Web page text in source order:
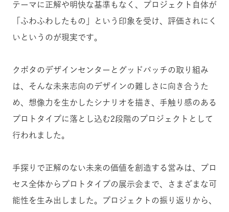
テーマに正解や明快な基準もなく、プロジェクト自体が
「ふわふわしたもの」という印象を受け、評価されにく
いというのが現実です。
クボタのデザインセンターとグッドパッチの取り組み
は、そんな未来志向のデザインの難しさに向き合うた
め、想像力を生かしたシナリオを描き、手触り感のある
プロトタイプに落とし込む2段階のプロジェクトとして
行われました。
手探りで正解のない未来の価値を創造する営みは、プロ
セス全体からプロトタイプの展示会まで、さまざまな可
能性を生み出しました。プロジェクトの振り返りから、